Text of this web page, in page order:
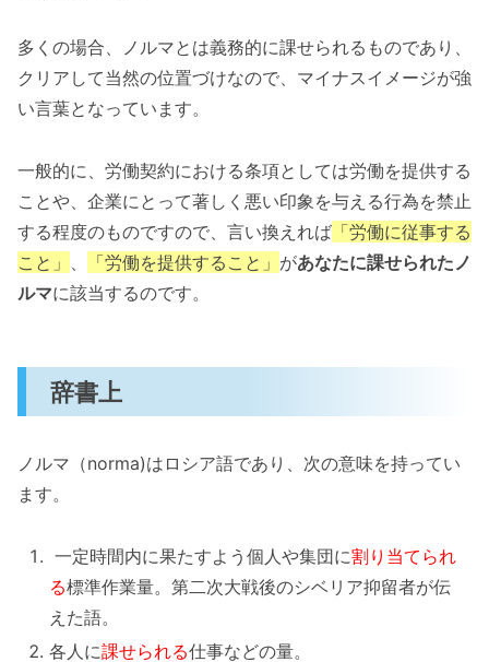
多くの場合、ノルマとは義務的に課せられるものであり、
クリアして当然の位置づけなので、マイナスイメージが強
い言葉となっています。
一般的に、労働契約における条項としては労働を提供する
ことや、企業にとって著しく悪い印象を与える行為を禁止
する程度のものですので、言い換えれば 「労働に従事する
こと」
「労働を提供すること」 があなたに課せられたノ
ルマに該当するのです。
辞書上
ノルマ（norma)はロシア語であり、次の意味を持ってい
ます。
一定時間内に果たすよう個人や集団に割り当てられ
る標準作業量。第二次大戦後のシベリア抑留者が伝
えた語。
各人に課せられる仕事などの量。